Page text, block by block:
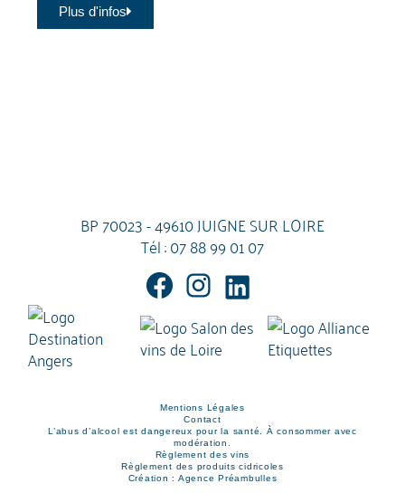
Plus d'infos
BP 70023 - 49610 JUIGNE SUR LOIRE
Tél :07 88 99 01 07
Mentions Légales
Contact
L’abus d’alcool est dangereux pour la santé. À consommer avec
modération.
Règlement des vins
Règlement des produits cidricoles
Création : Agence Préambulles